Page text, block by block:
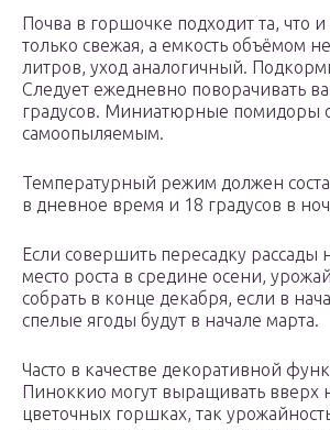
Почва в горшочке подходит та, что
только свежая, а емкость объёмом
литров, уход аналогичный.
Следует ежедневно поворачивать
градусов. Миниатюрные помидоры
самоопыляемым.
Температурный режим должен
в дневное время и 18 градусов в
Если совершить пересадку рассады
место роста в средине осени,
собрать в конце декабря, если в
спелые ягоды будут в начале марта.
Часто в качестве декоративной
Пиноккио могут выращивать вверх
цветочных горшках, так